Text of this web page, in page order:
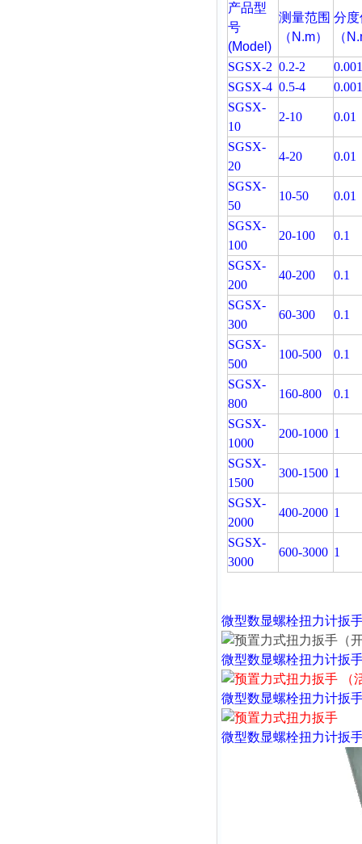
产品型
号
(Model)
测量范围
（N.m）
分度
（
SGSX-2 0.2-2
SGSX-4 0.5-4
SGSX-
10
2-10 0.01
SGSX-
20
4-20 0.01
SGSX-
50
10-50 0.01
SGSX-
100
20-100 0.1
SGSX-
200
40-200 0.1
SGSX-
300
60-300 0.1
SGSX-
500
100-500 0.1
SGSX-
800
160-800 0.1
SGSX-
1000
200-1000 1
SGSX-
1500
300-1500 1
SGSX-
2000
400-2000 1
SGSX-
3000
600-3000 1
微型数显螺栓扭力计扳
微型数显螺栓扭力计扳
微型数显螺栓扭力计扳
微型数显螺栓扭力计扳